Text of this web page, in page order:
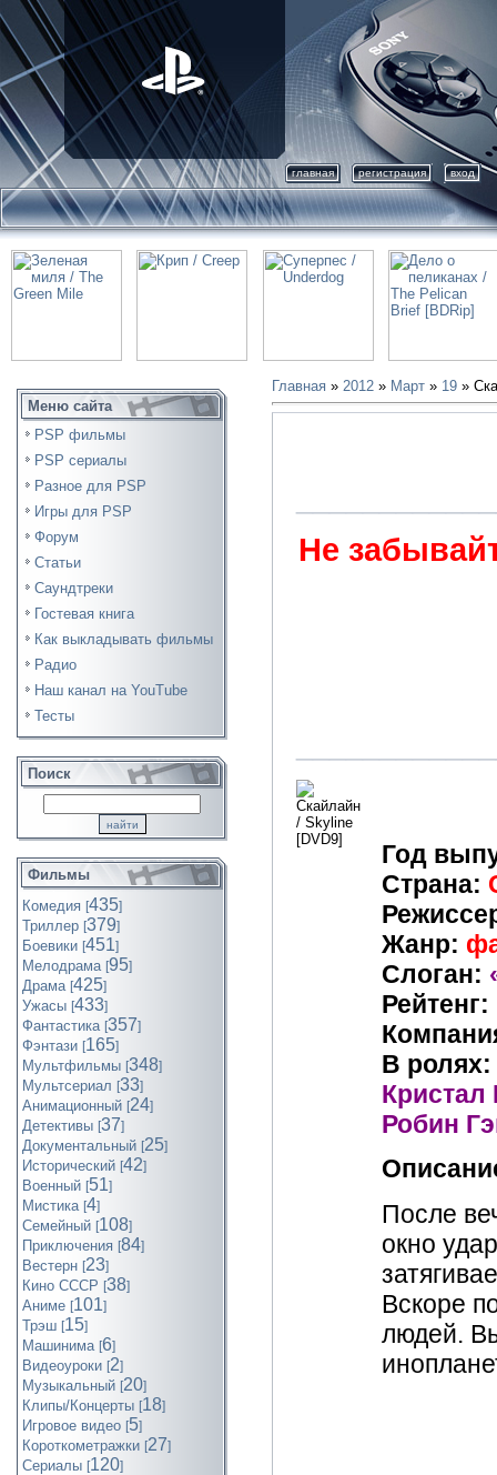
главная регистрация вход
Меню сайта
PSP фильмы
PSP сериалы
Разное для PSP
Игры для PSP
Форум
Статьи
Саундтреки
Гостевая книга
Как выкладывать фильмы
Радио
Наш канал на YouTube
Тесты
Поиск
Фильмы
Комедия [435]
Триллер [379]
Боевики [451]
Мелодрама [95]
Драма [425]
Ужасы [433]
Фантастика [357]
Фэнтази [165]
Мультфильмы [348]
Мультсериал [33]
Анимационный [24]
Детективы [37]
Документальный [25]
Исторический [42]
Военный [51]
Мистика [4]
Семейный [108]
Приключения [84]
Вестерн [23]
Кино СССР [38]
Аниме [101]
Трэш [15]
Машинима [6]
Видеоуроки [2]
Музыкальный [20]
Клипы/Концерты [18]
Игровое видео [5]
Короткометражки [27]
Cериалы [120]
Главная » 2012 » Март » 19 »
Не
Год
Страна:
Жанр:
Слоган:
Рейтенг:
В ролях:
Робин
После
окно
Вскоре
людей.